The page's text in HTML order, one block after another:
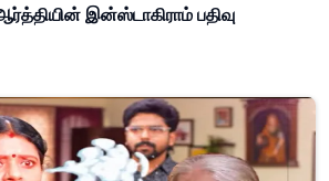
இன்ஸ்டாகிராம் பதிவு